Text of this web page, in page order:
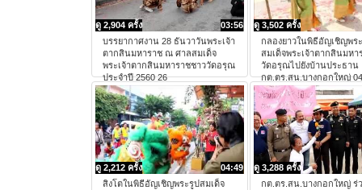
03:56
ดู 2,904 ครั้ง
บรรยากาศงาน 28 ธันวาวันพระเจ้า
ตากสินมหาราช ณ ศาลสมเด็จ
พระเจ้าตากสินมหาราชชาววัดอรุณ
ประจำปี 2560 26
ดู 3,502 ครั้ง
กลองยาวในพิธีอัญเชิญพร
สมเด็จพระเจ้าตากสินมหา
วัดอรุณไปยังบ้านประธาน
กต.ตร.สน.บางกอกใหญ่ 04
04:49
ดู 2,212 ครั้ง
สิงโตในพิธีอัญเชิญพระรูปสมเด็จ
ดู 3,288 ครั้ง
กต.ตร.สน.บางกอกใหญ่ ร่